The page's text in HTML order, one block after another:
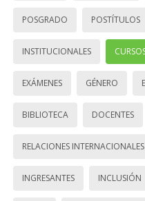
POSGRADO POSTÍTULOS
INSTITUCIONALES
EXÁMENES GÉNERO
BIBLIOTECA DOCENTES
RELACIONES INTERNACIONALES
INGRESANTES INCLUSIÓN